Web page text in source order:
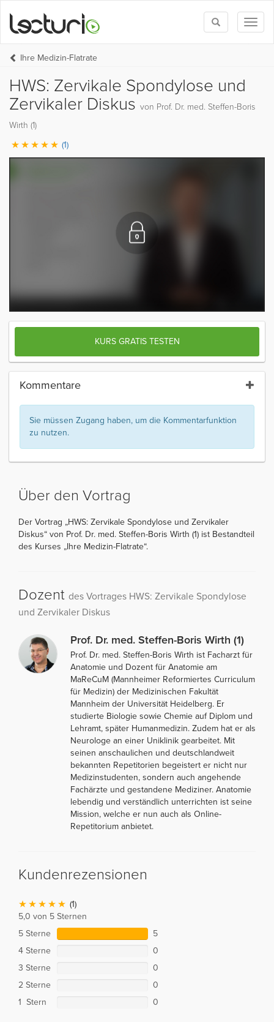
Toggle
search
Ihre Medizin-Flatrate
HWS: Zervikale Spondylose und
Zervikaler Diskus von Prof. Dr. med. Steffen-Boris
Wirth (1)
(1)
KURS GRATIS TESTEN
Kommentare
Sie müssen Zugang haben, um die Kommentarfunktion
zu nutzen.
Über den Vortrag
Der Vortrag „HWS: Zervikale Spondylose und Zervikaler
Diskus“ von Prof. Dr. med. Steffen-Boris Wirth (1) ist Bestandteil
des Kurses „Ihre Medizin-Flatrate“.
Dozent des Vortrages HWS: Zervikale Spondylose
und Zervikaler Diskus
Prof. Dr. med. Steffen-Boris Wirth (1)
Prof. Dr. med. Steffen-Boris Wirth ist Facharzt für
Anatomie und Dozent für Anatomie am
MaReCuM (Mannheimer Reformiertes Curriculum
für Medizin) der Medizinischen Fakultät
Mannheim der Universität Heidelberg. Er
studierte Biologie sowie Chemie auf Diplom und
Lehramt, später Humanmedizin. Zudem hat er als
Neurologe an einer Uniklinik gearbeitet. Mit
seinen anschaulichen und deutschlandweit
bekannten Repetitorien begeistert er nicht nur
Medizinstudenten, sondern auch angehende
Fachärzte und gestandene Mediziner. Anatomie
lebendig und verständlich unterrichten ist seine
Mission, welche er nun auch als Online-
Repetitorium anbietet.
Kundenrezensionen
(1)
5,0 von 5 Sternen
5 Sterne
5
4 Sterne
0
3 Sterne
0
2 Sterne
0
1 Stern
0